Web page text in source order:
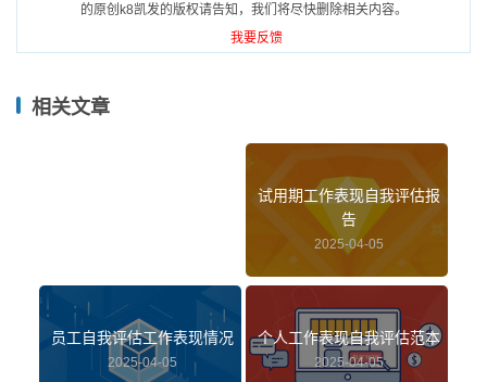
的原创k8凯发的版权请告知，我们将尽快删除相关内容。
我要反馈
相关文章
试用期工作表现自我评估报
告
2025-04-05
员工自我评估工作表现情况
2025-04-05
个人工作表现自我评估范本
2025-04-05